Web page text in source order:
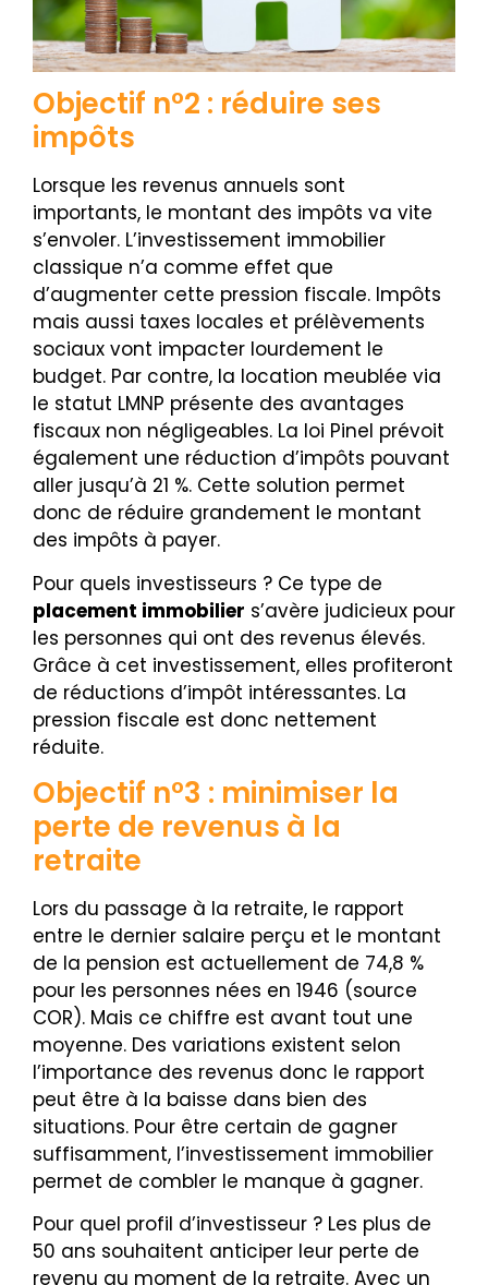
Objectif n°2 : réduire ses
impôts
Lorsque les revenus annuels sont
importants, le montant des impôts va vite
s’envoler. L’investissement immobilier
classique n’a comme effet que
d’augmenter cette pression fiscale. Impôts
mais aussi taxes locales et prélèvements
sociaux vont impacter lourdement le
budget. Par contre, la location meublée via
le statut LMNP présente des avantages
fiscaux non négligeables. La loi Pinel prévoit
également une réduction d’impôts pouvant
aller jusqu’à 21 %. Cette solution permet
donc de réduire grandement le montant
des impôts à payer.
Pour quels investisseurs ? Ce type de
placement immobilier s’avère judicieux pour
les personnes qui ont des revenus élevés.
Grâce à cet investissement, elles profiteront
de réductions d’impôt intéressantes. La
pression fiscale est donc nettement
réduite.
Objectif n°3 : minimiser la
perte de revenus à la
retraite
Lors du passage à la retraite, le rapport
entre le dernier salaire perçu et le montant
de la pension est actuellement de 74,8 %
pour les personnes nées en 1946 (source
COR). Mais ce chiffre est avant tout une
moyenne. Des variations existent selon
l’importance des revenus donc le rapport
peut être à la baisse dans bien des
situations. Pour être certain de gagner
suffisamment, l’investissement immobilier
permet de combler le manque à gagner.
Pour quel profil d’investisseur ? Les plus de
50 ans souhaitent anticiper leur perte de
revenu au moment de la retraite. Avec un